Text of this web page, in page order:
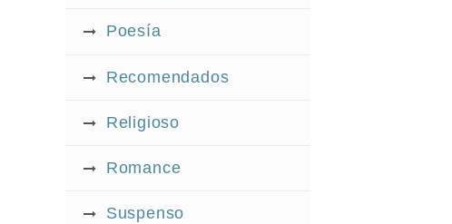
Poesía
Recomendados
Religioso
Romance
Suspenso